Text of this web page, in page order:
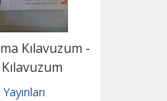
Kılavuzum -